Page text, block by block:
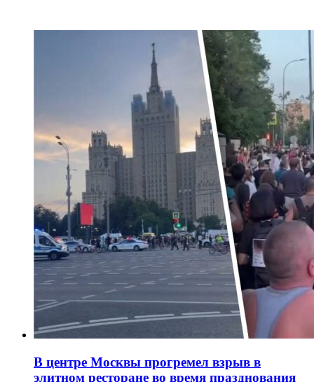
В центре Москвы прогремел взрыв в
элитном ресторане во время празднования